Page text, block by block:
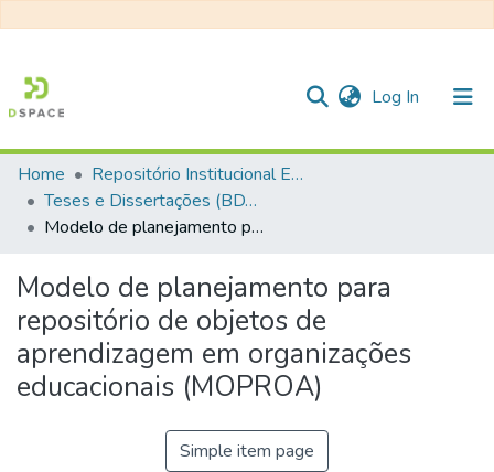
Log In (current)
Communities & Collections
All of DSpace
Statistics
Home
Repositório Institucional EESC
Teses e Dissertações (BDTD USP)
Modelo de planejamento para repositório de objetos de aprendizagem em organizações educacionais (MOPROA)
Modelo de planejamento para
repositório de objetos de
aprendizagem em organizações
educacionais (MOPROA)
Simple item page